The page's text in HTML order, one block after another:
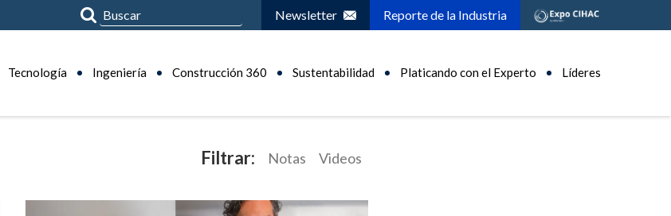
Newsletter Reporte de la Industria
Tecnología Ingeniería Construcción 360 Sustentabilidad Platicando con el Experto Líderes
Filtrar: Notas Videos